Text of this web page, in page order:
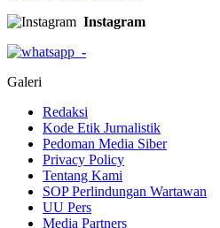
Instagram
-
Galeri
Redaksi
Kode Etik Jurnalistik
Pedoman Media Siber
Privacy Policy
Tentang Kami
SOP Perlindungan Wartawan
UU Pers
Media Partners